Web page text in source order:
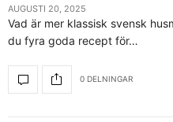
AUGUSTI 20, 2025
Vad är mer klassisk svensk
du fyra goda recept för…
0 DELNINGAR